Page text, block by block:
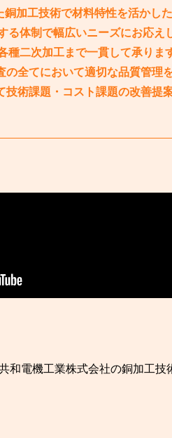
加工技術で材料特性を活かした
体制で幅広いニーズにお応え
二次加工まで一貫して承ります
全てにおいて適切な品質管理を
術課題・コスト課題の改善提案
和電機工業株式会社の銅加工技